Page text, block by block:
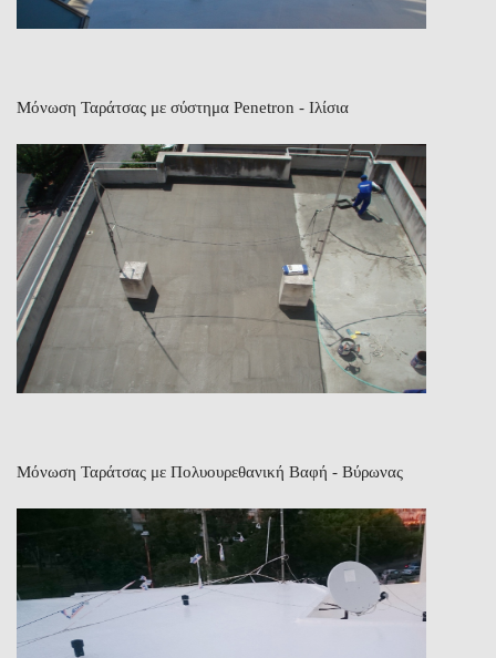
Μόνωση Ταράτσας με σύστημα Penetron - Ιλίσια
Μόνωση Ταράτσας με Πολυουρεθανική Βαφή - Βύρωνας